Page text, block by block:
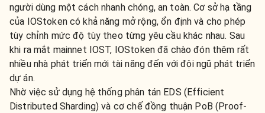
người dùng một cách nhanh chóng, an toàn. Cơ sở hạ tầng
của IOStoken có khả năng mở rộng, ổn định và cho phép
tùy chỉnh mức độ tùy theo từng yêu cầu khác nhau. Sau
khi ra mắt mainnet IOST, IOStoken đã chào đón thêm rất
nhiều nhà phát triển mới tài năng đến với đội ngũ phát triển
dự án.
Nhờ việc sử dụng hệ thống phân tán EDS (Efficient
Distributed Sharding) và cơ chế đồng thuận PoB (Proof-